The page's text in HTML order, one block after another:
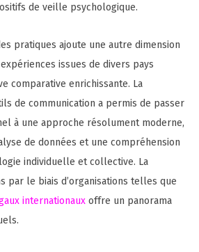
de veille psychologique.
pratiques ajoute une autre dimension
issues de divers pays
comparative enrichissante. La
de communication a permis de passer
à une approche résolument moderne,
de données et une compréhension
individuelle et collective. La
par le biais d’organisations telles que
internationaux offre un panorama